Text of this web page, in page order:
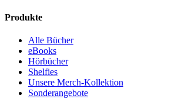
Produkte
Alle Bücher
eBooks
Hörbücher
Shelfies
Unsere Merch-Kollektion
Sonderangebote